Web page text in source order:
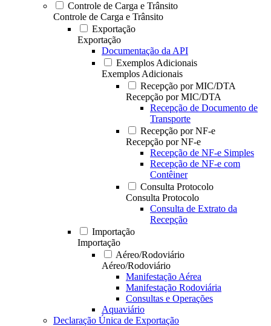
Controle de Carga e Trânsito
Controle de Carga e Trânsito
Exportação
Exportação
Documentação da API
Exemplos Adicionais
Exemplos Adicionais
Recepção por MIC/DTA
Recepção por MIC/DTA
Recepção de Documento de
Transporte
Recepção por NF-e
Recepção por NF-e
Recepção de NF-e Simples
Recepção de NF-e com
Contêiner
Consulta Protocolo
Consulta Protocolo
Consulta de Extrato da
Recepção
Importação
Importação
Aéreo/Rodoviário
Aéreo/Rodoviário
Manifestação Aérea
Manifestação Rodoviária
Consultas e Operações
Aquaviário
Declaração Única de Exportação